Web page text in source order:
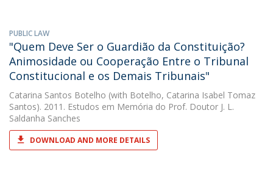
PUBLIC LAW
"Quem Deve Ser o Guardião da Constituição?
Animosidade ou Cooperação Entre o Tribunal
Constitucional e os Demais Tribunais"
Catarina Santos Botelho (with Botelho, Catarina Isabel Tomaz
Santos). 2011. Estudos em Memória do Prof. Doutor J. L.
Saldanha Sanches
DOWNLOAD AND MORE DETAILS